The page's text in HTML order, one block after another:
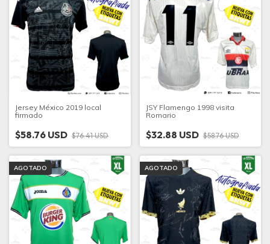
Jersey México 2019 local
firmado
$58.76 USD $76.41 USD
JSY Flamengo 1998 visita
Romario
$32.88 USD $58.76 USD
AGOTADO AGOTADO